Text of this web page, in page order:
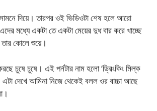
দিয়ে। তারপর ওই ভিডিওটা শেষ হলে আরো
মধ্যে একটা তে একটা মেয়ের দুধ বার করে খাচ্ছে
কোলে শুয়ে।
চুষে চুষে। এই পর্নটার নাম হলো ‘ড্রিংকিং মিল্ক
দেখে আমিনা নিজে থেকেই বলল ওর বাচ্চা আছে